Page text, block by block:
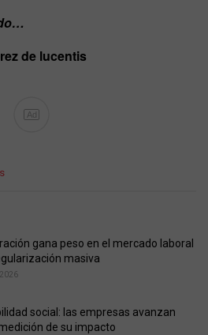
de lucentis
Ad
gana peso en el mercado laboral
masiva
social: las empresas avanzan
de su impacto